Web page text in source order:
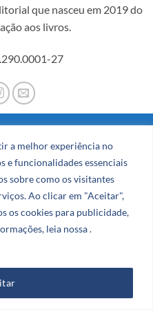
a melhor experiência no
e funcionalidades essenciais
sobre como os visitantes
Ao clicar em "Aceitar",
os cookies para publicidade,
leia nossa .
que nasceu em 2019 do
aos livros.
27
On
Delivery
BLOG
Dezenove Publicidade